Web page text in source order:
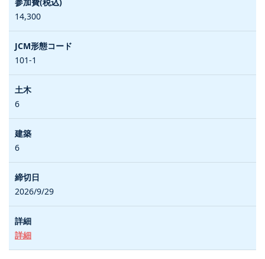
14,300
101-1
6
6
2026/9/29
詳細